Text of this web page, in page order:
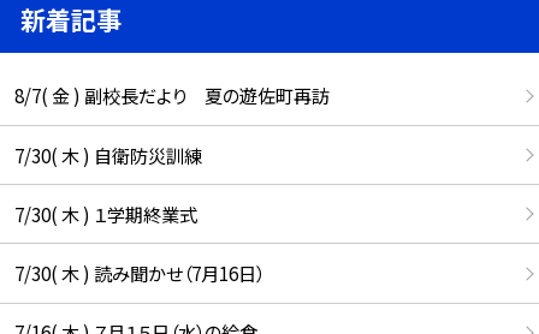
新着記事
8/7( 金 ) 副校長だより 夏の遊佐町再訪
7/30( 木 ) 自衛防災訓練
7/30( 木 ) １学期終業式
7/30( 木 ) 読み聞かせ（7月16日）